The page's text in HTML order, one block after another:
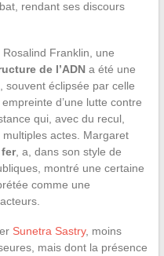
rendant ses discours
Rosalind Franklin, une
de l’ADNa été une
souvent éclipsée par celle
d’une lutte contre
qui, avec du recul,
actes. Margaret
, a, dans son style de
montré une certaine
comme une
Sunetra Sastry, moins
mais dont la présence